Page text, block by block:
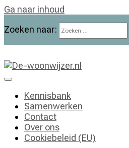
Ga naar inhoud
Zoeken naar:
Kennisbank
Samenwerken
Contact
Over ons
Cookiebeleid (EU)